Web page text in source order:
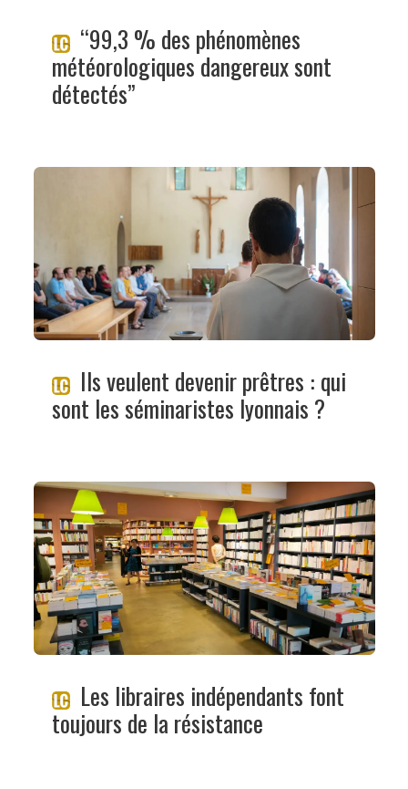
“99,3 % des phénomènes
météorologiques dangereux sont
détectés”
Ils veulent devenir prêtres : qui
sont les séminaristes lyonnais ?
Les libraires indépendants font
toujours de la résistance